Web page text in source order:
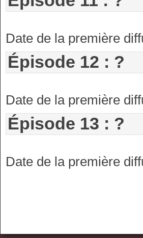
Date de la première
Épisode 12 : ?
Date de la première
Épisode 13 : ?
Date de la première